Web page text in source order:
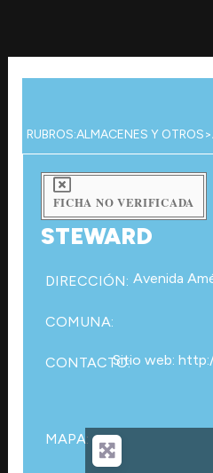
contenido
RUBROS:ALMACENES Y OTROS>
FICHA NO VERIFICADA
STEWARD
DIRECCIÓN: Avenida
COMUNA:
CONTACTO:Sitio web:
MAPA: